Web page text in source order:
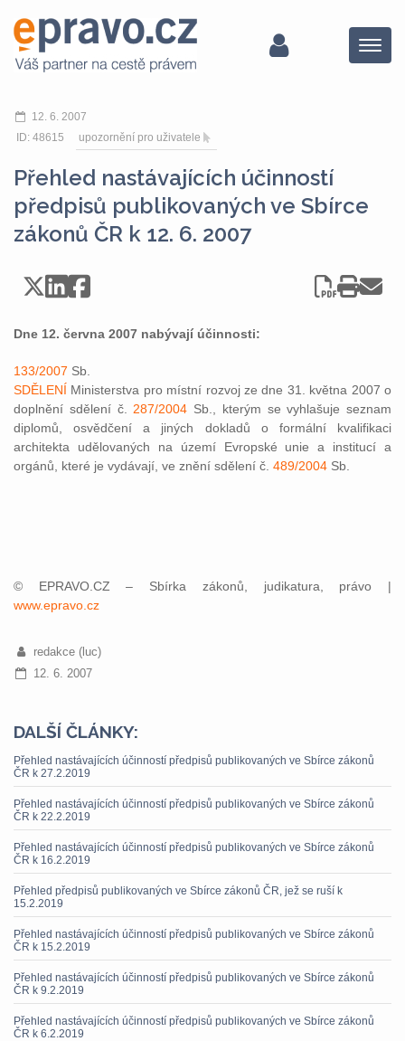
Menu
12. 6. 2007
ID: 48615
upozornění pro uživatele
Přehled nastávajících účinností
předpisů publikovaných ve Sbírce
zákonů ČR k 12. 6. 2007
Dne 12. června 2007 nabývají účinnosti:
133/2007 Sb.
SDĚLENÍ Ministerstva pro místní rozvoj ze dne 31. května 2007 o
doplnění sdělení č. 287/2004 Sb., kterým se vyhlašuje seznam
diplomů, osvědčení a jiných dokladů o formální kvalifikaci
architekta udělovaných na území Evropské unie a institucí a
orgánů, které je vydávají, ve znění sdělení č. 489/2004 Sb.
© EPRAVO.CZ – Sbírka zákonů, judikatura, právo |
www.epravo.cz
redakce (luc)
12. 6. 2007
DALŠÍ ČLÁNKY:
Přehled nastávajících účinností předpisů publikovaných ve Sbírce zákonů
ČR k 27.2.2019
Přehled nastávajících účinností předpisů publikovaných ve Sbírce zákonů
ČR k 22.2.2019
Přehled nastávajících účinností předpisů publikovaných ve Sbírce zákonů
ČR k 16.2.2019
Přehled předpisů publikovaných ve Sbírce zákonů ČR, jež se ruší k
15.2.2019
Přehled nastávajících účinností předpisů publikovaných ve Sbírce zákonů
ČR k 15.2.2019
Přehled nastávajících účinností předpisů publikovaných ve Sbírce zákonů
ČR k 9.2.2019
Přehled nastávajících účinností předpisů publikovaných ve Sbírce zákonů
ČR k 6.2.2019